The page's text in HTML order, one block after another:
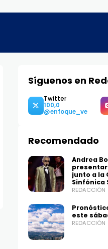
Síguenos en
Recomendado
Andrea
junto a la
Sinfónica
REDACCIÓN
este
REDACCIÓN